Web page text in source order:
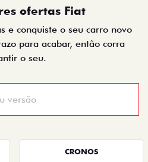
ofertas Fiat
e conquiste o seu carro novo
para acabar, então corra
o seu.
CRONOS